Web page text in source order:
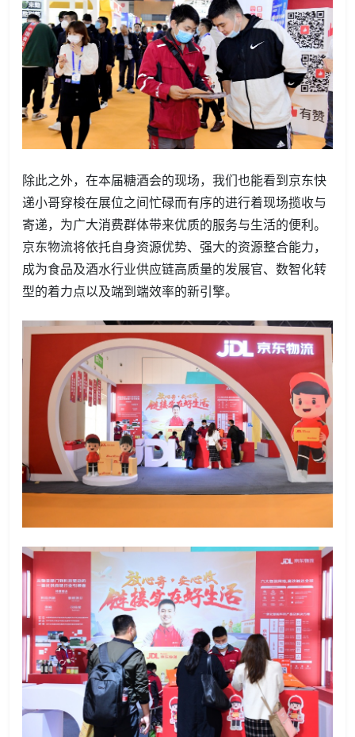
除此之外，在本届糖酒会的现场，我们也能看到京东快
递小哥穿梭在展位之间忙碌而有序的进行着现场揽收与
寄递，为广大消费群体带来优质的服务与生活的便利。
京东物流将依托自身资源优势、强大的资源整合能力，
成为食品及酒水行业供应链高质量的发展官、数智化转
型的着力点以及端到端效率的新引擎。